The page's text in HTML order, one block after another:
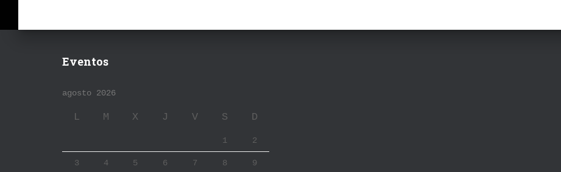
Eventos
agosto 2026
L M X J V S D
1 2
3 4 5 6 7 8 9